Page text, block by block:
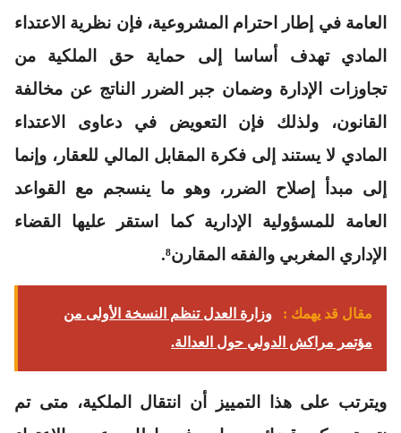
العامة في إطار احترام المشروعية، فإن نظرية الاعتداء
المادي تهدف أساسا إلى حماية حق الملكية من
تجاوزات الإدارة وضمان جبر الضرر الناتج عن مخالفة
القانون، ولذلك فإن التعويض في دعاوى الاعتداء
المادي لا يستند إلى فكرة المقابل المالي للعقار، وإنما
إلى مبدأ إصلاح الضرر، وهو ما ينسجم مع القواعد
العامة للمسؤولية الإدارية كما استقر عليها القضاء
الإداري المغربي والفقه المقارن⁸.
مقال قد يهمك :
وزارة العدل تنظم النسخة الأولى من
مؤتمر مراكش الدولي حول العدالة.
ويترتب على هذا التمييز أن انتقال الملكية، متى تم